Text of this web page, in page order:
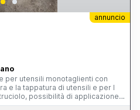
annuncio
e la tappatura di utensili e per l
possibilità di applicazione
punte elicoidali.